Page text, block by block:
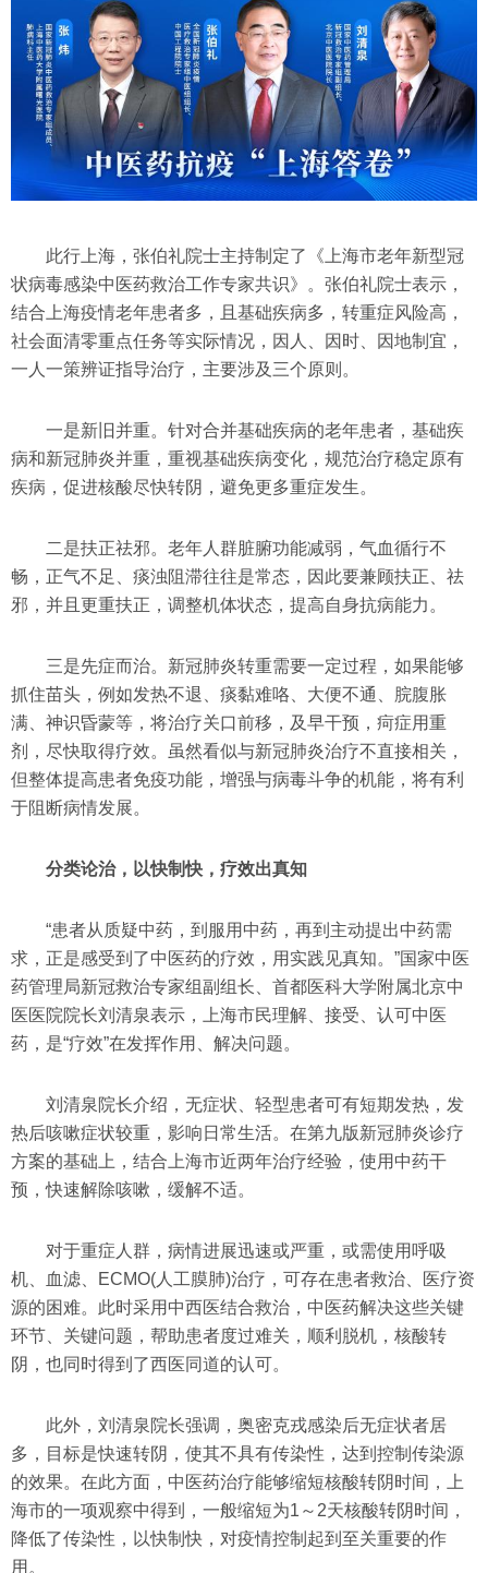
此行上海，张伯礼院士主持制定了《上海市老年新型冠
状病毒感染中医药救治工作专家共识》。张伯礼院士表示，
结合上海疫情老年患者多，且基础疾病多，转重症风险高，
社会面清零重点任务等实际情况，因人、因时、因地制宜，
一人一策辨证指导治疗，主要涉及三个原则。
一是新旧并重。针对合并基础疾病的老年患者，基础疾
病和新冠肺炎并重，重视基础疾病变化，规范治疗稳定原有
疾病，促进核酸尽快转阴，避免更多重症发生。
二是扶正祛邪。老年人群脏腑功能减弱，气血循行不
畅，正气不足、痰浊阻滞往往是常态，因此要兼顾扶正、祛
邪，并且更重扶正，调整机体状态，提高自身抗病能力。
三是先症而治。新冠肺炎转重需要一定过程，如果能够
抓住苗头，例如发热不退、痰黏难咯、大便不通、脘腹胀
满、神识昏蒙等，将治疗关口前移，及早干预，疴症用重
剂，尽快取得疗效。虽然看似与新冠肺炎治疗不直接相关，
但整体提高患者免疫功能，增强与病毒斗争的机能，将有利
于阻断病情发展。
分类论治，以快制快，疗效出真知
“患者从质疑中药，到服用中药，再到主动提出中药需
求，正是感受到了中医药的疗效，用实践见真知。”国家中医
药管理局新冠救治专家组副组长、首都医科大学附属北京中
医医院院长刘清泉表示，上海市民理解、接受、认可中医
药，是“疗效”在发挥作用、解决问题。
刘清泉院长介绍，无症状、轻型患者可有短期发热，发
热后咳嗽症状较重，影响日常生活。在第九版新冠肺炎诊疗
方案的基础上，结合上海市近两年治疗经验，使用中药干
预，快速解除咳嗽，缓解不适。
对于重症人群，病情进展迅速或严重，或需使用呼吸
机、血滤、ECMO(人工膜肺)治疗，可存在患者救治、医疗资
源的困难。此时采用中西医结合救治，中医药解决这些关键
环节、关键问题，帮助患者度过难关，顺利脱机，核酸转
阴，也同时得到了西医同道的认可。
此外，刘清泉院长强调，奥密克戎感染后无症状者居
多，目标是快速转阴，使其不具有传染性，达到控制传染源
的效果。在此方面，中医药治疗能够缩短核酸转阴时间，上
海市的一项观察中得到，一般缩短为1～2天核酸转阴时间，
降低了传染性，以快制快，对疫情控制起到至关重要的作
用。